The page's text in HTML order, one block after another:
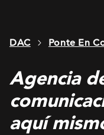
DAC Ponte En
Agencia
aquí